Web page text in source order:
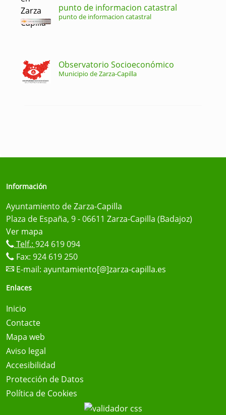
punto de informacion catastral
punto de informacion catastral
Observatorio Socioeconómico
Municipio de Zarza-Capilla
Información
Ayuntamiento de Zarza-Capilla
Plaza de España, 9 - 06611 Zarza-Capilla (Badajoz)
Ver mapa
Telf.: 924 619 094
Fax: 924 619 250
E-mail: ayuntamiento[@]zarza-capilla.es
Enlaces
Inicio
Contacte
Mapa web
Aviso legal
Accesibilidad
Protección de Datos
Política de Cookies